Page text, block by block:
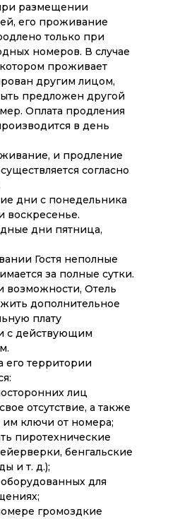
размещении
его проживание
только при
номеров. В случае
проживает
другим лицом,
предложен другой
Оплата продления
в день
и продление
согласно
дни с понедельника
воскресенье.
дни пятница,
Гостя неполные
за полные сутки.
возможности, Отель
дополнительное
плату
с действующим
его территории
лиц
отсутствие, а также
им ключи от номера;
пиротехнические
бенгальские
и т. д.);
для
громоздкие